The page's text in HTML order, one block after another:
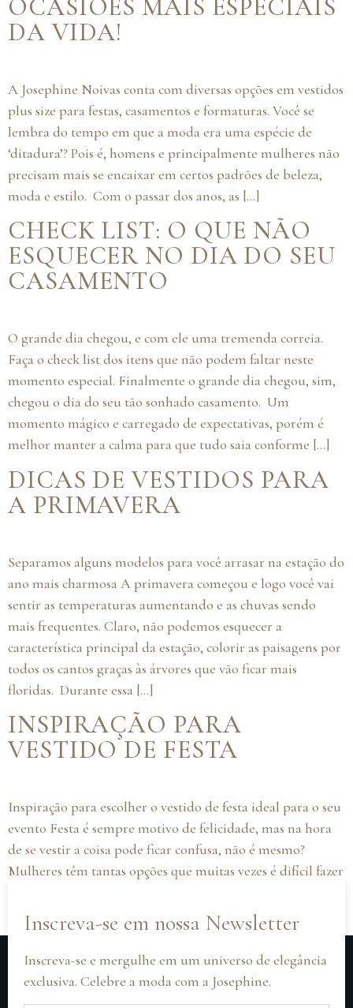
OCASIÕES MAIS ESPECIAIS
DA VIDA!
A Josephine Noivas conta com diversas opções em vestidos
plus size para festas, casamentos e formaturas. Você se
lembra do tempo em que a moda era uma espécie de
‘ditadura’? Pois é, homens e principalmente mulheres não
precisam mais se encaixar em certos padrões de beleza,
moda e estilo. Com o passar dos anos, as […]
CHECK LIST: O QUE NÃO
ESQUECER NO DIA DO SEU
CASAMENTO
O grande dia chegou, e com ele uma tremenda correia.
Faça o check list dos itens que não podem faltar neste
momento especial. Finalmente o grande dia chegou, sim,
chegou o dia do seu tão sonhado casamento. Um
momento mágico e carregado de expectativas, porém é
melhor manter a calma para que tudo saia conforme […]
DICAS DE VESTIDOS PARA
A PRIMAVERA
Separamos alguns modelos para você arrasar na estação do
ano mais charmosa A primavera começou e logo você vai
sentir as temperaturas aumentando e as chuvas sendo
mais frequentes. Claro, não podemos esquecer a
característica principal da estação, colorir as paisagens por
todos os cantos graças às árvores que vão ficar mais
floridas. Durante essa […]
INSPIRAÇÃO PARA
VESTIDO DE FESTA
Inspiração para escolher o vestido de festa ideal para o seu
evento Festa é sempre motivo de felicidade, mas na hora
de se vestir a coisa pode ficar confusa, não é mesmo?
Mulheres têm tantas opções que muitas vezes é difícil fazer
evento sociais e casamento […]
Inscreva-se em nossa Newsletter
Inscreva-se e mergulhe em um universo de elegância
exclusiva. Celebre a moda com a Josephine.